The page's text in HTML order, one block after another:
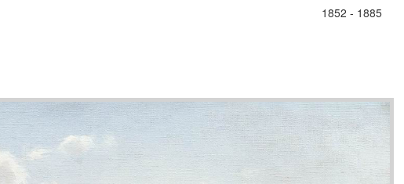
1852 - 1885